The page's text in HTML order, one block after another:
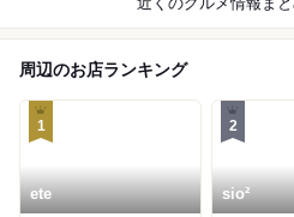
周辺のお店ランキング
1
ete
2
sio²